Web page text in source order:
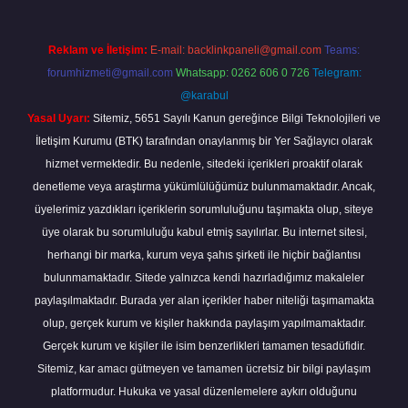
Reklam ve İletişim: E-mail: backlinkpaneli@gmail.com Teams:
forumhizmeti@gmail.com Whatsapp: 0262 606 0 726 Telegram:
@karabul
Yasal Uyarı: Sitemiz, 5651 Sayılı Kanun gereğince Bilgi Teknolojileri ve
İletişim Kurumu (BTK) tarafından onaylanmış bir Yer Sağlayıcı olarak
hizmet vermektedir. Bu nedenle, sitedeki içerikleri proaktif olarak
denetleme veya araştırma yükümlülüğümüz bulunmamaktadır. Ancak,
üyelerimiz yazdıkları içeriklerin sorumluluğunu taşımakta olup, siteye
üye olarak bu sorumluluğu kabul etmiş sayılırlar. Bu internet sitesi,
herhangi bir marka, kurum veya şahıs şirketi ile hiçbir bağlantısı
bulunmamaktadır. Sitede yalnızca kendi hazırladığımız makaleler
paylaşılmaktadır. Burada yer alan içerikler haber niteliği taşımamakta
olup, gerçek kurum ve kişiler hakkında paylaşım yapılmamaktadır.
Gerçek kurum ve kişiler ile isim benzerlikleri tamamen tesadüfidir.
Sitemiz, kar amacı gütmeyen ve tamamen ücretsiz bir bilgi paylaşım
platformudur. Hukuka ve yasal düzenlemelere aykırı olduğunu